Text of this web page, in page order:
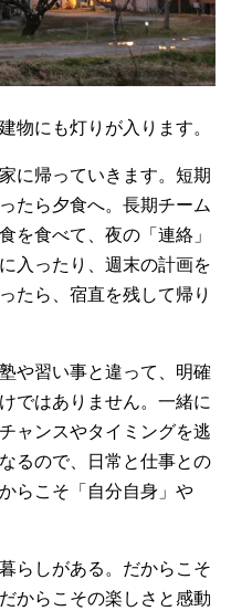
物にも灯りが入ります。
に帰っていきます。短期
たら夕食へ。長期チーム
を食べて、夜の「連絡」
入ったり、週末の計画を
たら、宿直を残して帰り
や習い事と違って、明確
ではありません。一緒に
ャンスやタイミングを逃
るので、日常と仕事との
らこそ「自分自身」や
らしがある。だからこそ
からこその楽しさと感動